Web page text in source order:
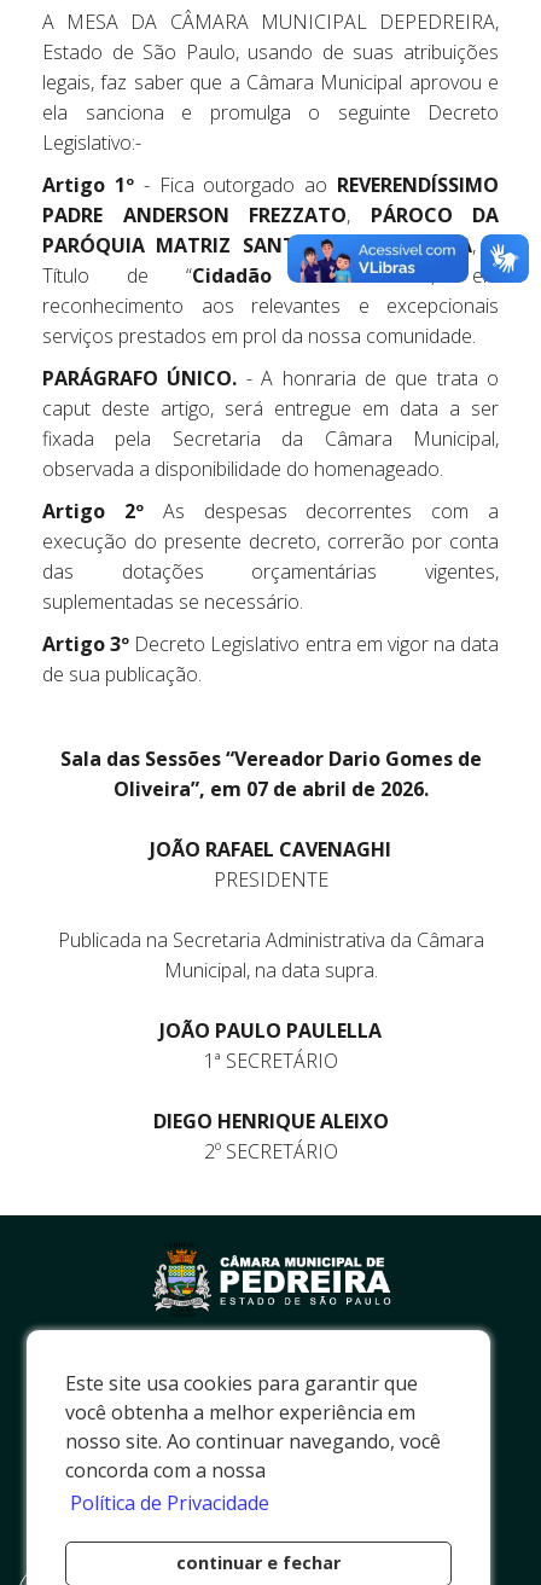
Este site usa cookies para garantir que
você obtenha a melhor experiência em
nosso site. Ao continuar navegando, você
concorda com a nossa
Política de Privacidade
continuar e fechar
A MESA DA CÂMARA MUNICIPAL DEPEDREIRA,
Estado de São Paulo, usando de suas atribuições
legais, faz saber que a Câmara Municipal aprovou e
ela sanciona e promulga o seguinte Decreto
Legislativo:-
Artigo 1º- Fica outorgado ao REVERENDÍSSIMO
PADRE ANDERSON FREZZATO, PÁROCO DA
PARÓQUIA MATRIZ SANTANA DE PEDREIRA, o
Título de “Cidadão Pedreirense
”, em
reconhecimento aos relevantes e excepcionais
serviços prestados em prol da nossa comunidade.
PARÁGRAFO ÚNICO. - A honraria de que trata o
caput deste artigo, será entregue em data a ser
fixada pela Secretaria da Câmara Municipal,
observada a disponibilidade do homenageado.
Artigo 2ºAs despesas decorrentes com a
execução do presente decreto, correrão por conta
das dotações orçamentárias vigentes,
suplementadas se necessário.
Artigo 3º Decreto Legislativo entra em vigor na data
de sua publicação.
Sala das Sessões “Vereador Dario Gomes de
Oliveira”, em 07 de abril de 2026.
JOÃO RAFAEL CAVENAGHI
PRESIDENTE
Publicada na Secretaria Administrativa da Câmara
Municipal, na data supra.
JOÃO PAULO PAULELLA
1ª SECRETÁRIO
DIEGO HENRIQUE ALEIXO
2º SECRETÁRIO
(19) 3893 - 3172
R. Prof. João Alvarenga, 75
Centro, Pedreira - SP.
CEP 13920-025
E-mail Institucional
pedreira@camarapedreira.sp.gov.br